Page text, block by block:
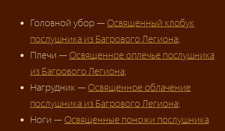
Головной убор — Освященный клобук
послушника из Багрового Легиона;
Плечи — Освященное оплечье послушника
из Багрового Легиона;
Нагрудник — Освященное облачение
послушника из Багрового Легиона;
Ноги — Освященные поножи послушника